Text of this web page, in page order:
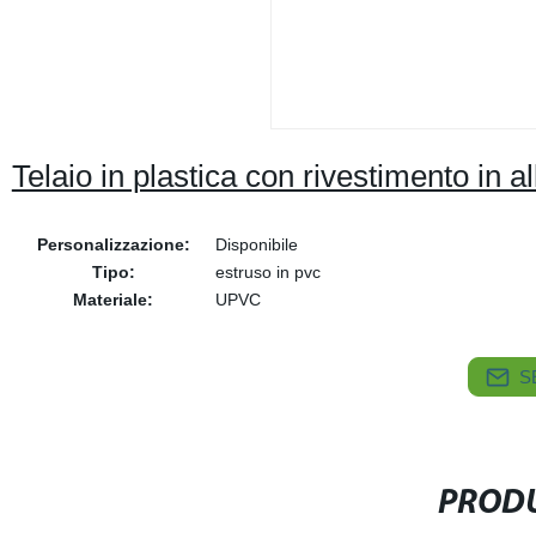
Telaio in plastica con rivestimento in
Personalizzazione:
Disponibile
Tipo:
estruso in pvc
Materiale:
UPVC